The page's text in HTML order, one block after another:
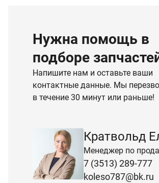
Нужна помощь в
подборе
Напишите нам и оставьте ваши
контактные данные. Мы
в течение 30 минут или раньше!
Кратвольд
Менеджер по
7 (3513) 289-777
koleso787@bk.ru